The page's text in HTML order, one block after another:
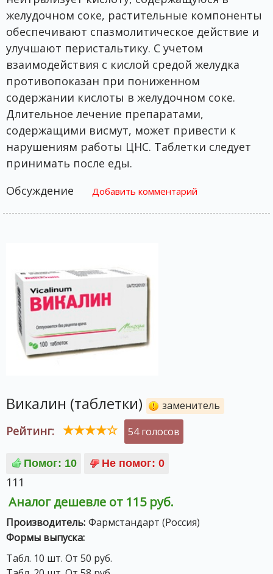
желудочном соке, растительные компоненты
обеспечивают спазмолитическое действие и
улучшают перистальтику. С учетом
взаимодействия с кислой средой желудка
противопоказан при пониженном
содержании кислоты в желудочном соке.
Длительное лечение препаратами,
содержащими висмут, может привести к
нарушениям работы ЦНС. Таблетки следует
принимать после еды.
Обсуждение
Добавить комментарий
Викалин (таблетки) заменитель
Рейтинг: 54 голосов
111
Аналог дешевле от 115 руб.
Производитель: Фармстандарт (Россия)
Формы выпуска:
Табл. 10 шт. От 50 руб.